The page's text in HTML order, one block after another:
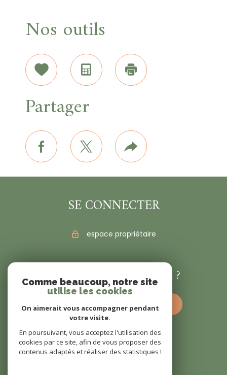
Nos outils
SélectionnerCalculatrice
Imprimer
Partager
facebooktwitterPlus
de
partage
SE CONNECTER
espace propriétaire
VOUS ÊTES VENDEUR ?
estimez votre bien dès à présent
Comme beaucoup, notre site
utilise les cookies
On aimerait vous accompagner pendant
votre visite.
En poursuivant, vous acceptez l'utilisation des
cookies par ce site, afin de vous proposer des
contenus adaptés et réaliser des statistiques !